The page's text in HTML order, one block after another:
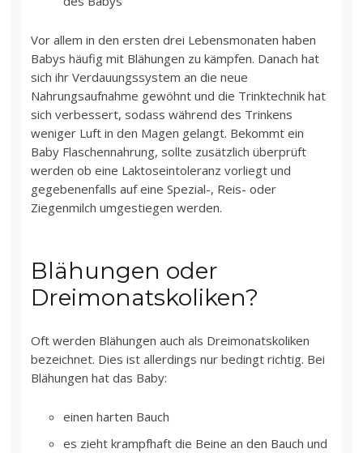
Vor allem in den ersten drei Lebensmonaten haben
Babys häufig mit Blähungen zu kämpfen. Danach hat
sich ihr Verdauungssystem an die neue
Nahrungsaufnahme gewöhnt und die Trinktechnik hat
sich verbessert, sodass während des Trinkens
weniger Luft in den Magen gelangt. Bekommt ein
Baby Flaschennahrung, sollte zusätzlich überprüft
werden ob eine Laktoseintoleranz vorliegt und
gegebenenfalls auf eine Spezial-, Reis- oder
Ziegenmilch umgestiegen werden.
Blähungen oder
Dreimonatskoliken?
Oft werden Blähungen auch als Dreimonatskoliken
bezeichnet. Dies ist allerdings nur bedingt richtig. Bei
Blähungen hat das Baby:
einen harten Bauch
es zieht krampfhaft die Beine an den Bauch und